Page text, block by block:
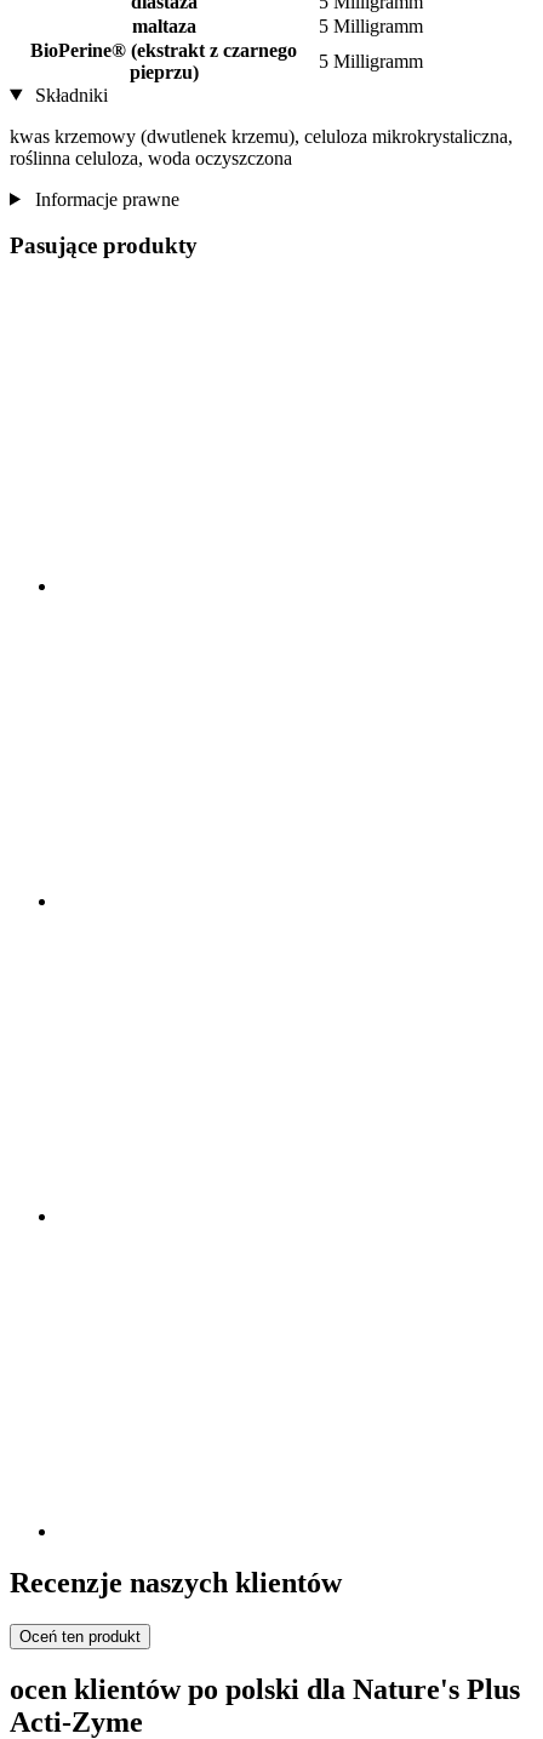
maltaza
5 Milligramm
BioPerine® (ekstrakt z czarnego
pieprzu)
5 Milligramm
Składniki
kwas krzemowy (dwutlenek krzemu), celuloza mikrokrystaliczna,
roślinna celuloza, woda oczyszczona
Informacje prawne
Pasujące produkty
Recenzje naszych klientów
Oceń ten produkt
ocen klientów po polski dla Nature's Plus
Acti-Zyme